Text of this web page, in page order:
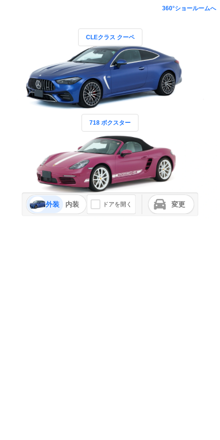
360°ショールームへ
CLEクラス クーペ
718 ボクスター
外装 内装 ドアを開く 変更